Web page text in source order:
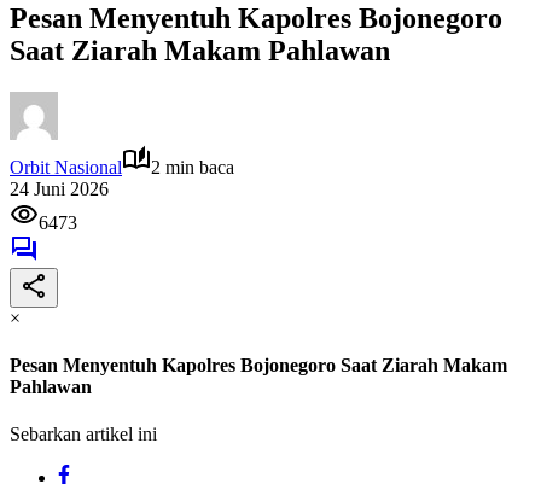
Pesan Menyentuh Kapolres Bojonegoro
Saat Ziarah Makam Pahlawan
Orbit Nasional
2 min baca
24 Juni 2026
6473
×
Pesan Menyentuh Kapolres Bojonegoro Saat Ziarah Makam
Pahlawan
Sebarkan artikel ini